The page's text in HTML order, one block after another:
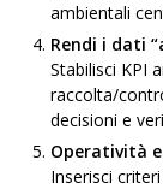
ambientali
Rendi i dati
Stabilisci KPI
raccolta/
decisioni e
Operatività
Inserisci